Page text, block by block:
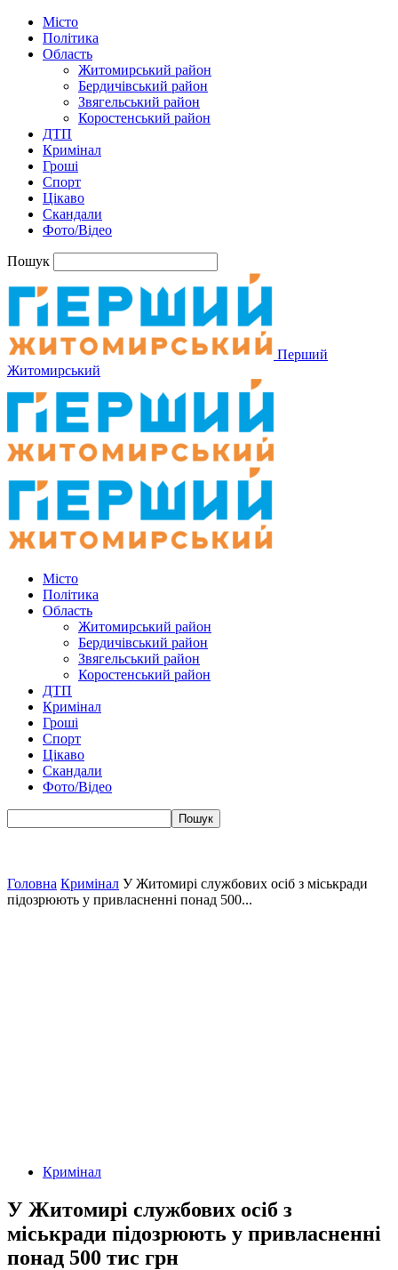
Місто
Політика
Область
Житомирський район
Бердичівський район
Звягельський район
Коростенський район
ДТП
Кримінал
Гроші
Спорт
Цікаво
Скандали
Фото/Відео
Пошук
Перший
Житомирський
Місто
Політика
Область
Житомирський район
Бердичівський район
Звягельський район
Коростенський район
ДТП
Кримінал
Гроші
Спорт
Цікаво
Скандали
Фото/Відео
Головна Кримінал У Житомирі службових осіб з міськради
підозрюють у привласненні понад 500...
Кримінал
У Житомирі службових осіб з
міськради підозрюють у привласненні
понад 500 тис грн